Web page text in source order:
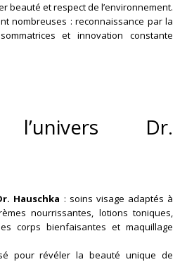
beauté et respect de l’environnement.
nombreuses : reconnaissance par la
et innovation constante
l’univers Dr.
Hauschka : soins visage adaptés à
nourrissantes, lotions toniques,
corps bienfaisantes et maquillage
pour révéler la beauté unique de